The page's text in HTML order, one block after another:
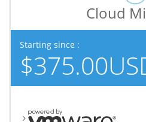
Cloud
Starting since :